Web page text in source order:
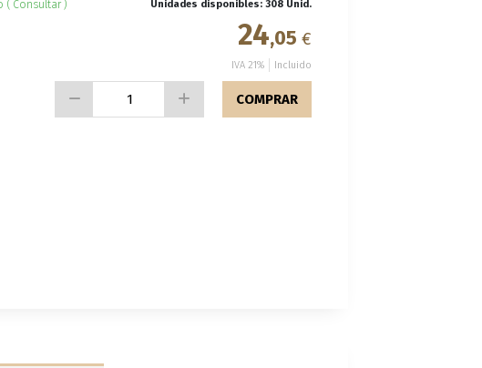
( Consultar ) Unidades disponibles: 308 Unid.
24,05 €
IVA 21% Incluido
COMPRAR